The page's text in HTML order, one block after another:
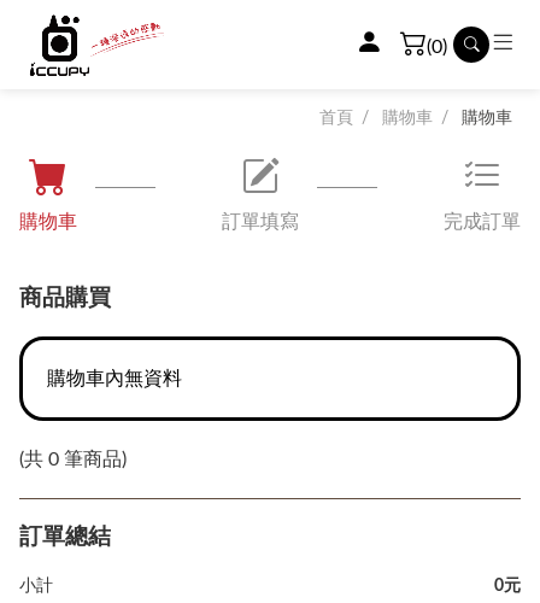
(0)
首頁 購物車 購物車
購物車 訂單填寫 完成訂單
商品購買
購物車內無資料
(共 0 筆商品)
訂單總結
小計 0元